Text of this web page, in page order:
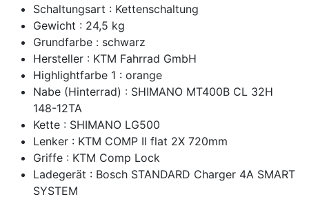
Schaltungsart : Kettenschaltung
Gewicht : 24,5 kg
Grundfarbe : schwarz
Hersteller : KTM Fahrrad GmbH
Highlightfarbe 1 : orange
Nabe (Hinterrad) : SHIMANO MT400B CL 32H
148-12TA
Kette : SHIMANO LG500
Lenker : KTM COMP II flat 2X 720mm
Griffe : KTM Comp Lock
Ladegerät : Bosch STANDARD Charger 4A SMART
SYSTEM